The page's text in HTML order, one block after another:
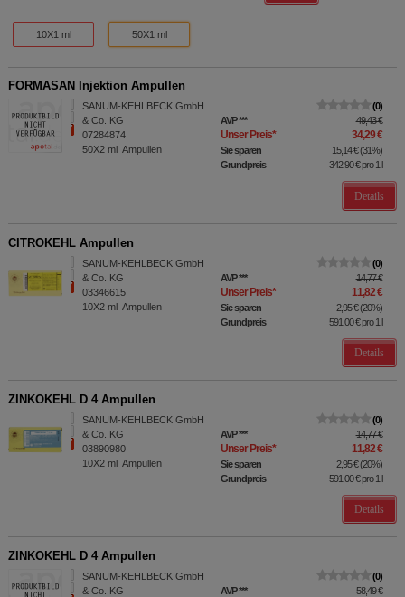
10X1 ml 50X1 ml
FORMASAN Injektion Ampullen
SANUM-KEHLBECK GmbH
& Co. KG
07284874
50X2 ml Ampullen
0
AVP*** 49,43 €
Unser Preis* 34,29 €
Sie sparen 15,14 €(31%)
Grundpreis
342,90 €pro 1 l
Details
CITROKEHL Ampullen
SANUM-KEHLBECK GmbH
& Co. KG
03346615
10X2 ml Ampullen
0
AVP*** 14,77 €
Unser Preis* 11,82 €
Sie sparen 2,95 €(20%)
Grundpreis
591,00 €pro 1 l
Details
ZINKOKEHL D 4 Ampullen
SANUM-KEHLBECK GmbH
& Co. KG
03890980
10X2 ml Ampullen
0
AVP*** 14,77 €
Unser Preis* 11,82 €
Sie sparen 2,95 €(20%)
Grundpreis
591,00 €pro 1 l
Details
ZINKOKEHL D 4 Ampullen
SANUM-KEHLBECK GmbH
& Co. KG
0
AVP*** 58,49 €